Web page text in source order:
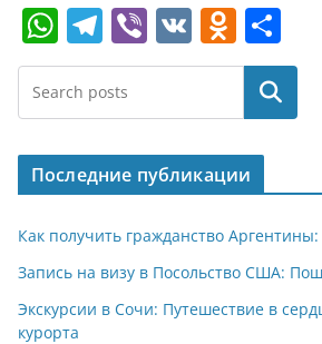
W
h
at
s
A
p
p
T
el
e
gr
a
m
Vi
b
V
K
O
d
o
kl
a
ss
ni
ki
т
п
р
в
и
т
ь
Поиск
Последние публикации
Как получить гражданство
Запись на визу в Посольство США:
Экскурсии в Сочи: Путешествие в
курорта